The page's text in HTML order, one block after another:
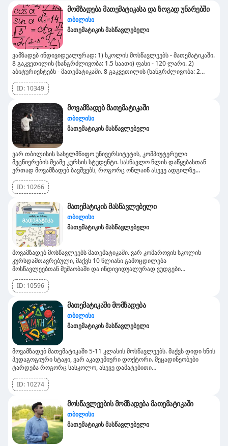
მომზადება მათემატიკასა და ზოგად უნარებში
თბილისი
მათემატიკის მასწავლებელი
ვამზადებ ინდივიდუალურად: 1) სკოლის მოსწავლეებს - მათემატიკაში.
8 გაკვეთილის (ხანგრძლივობა: 1.5 საათი) ფასი - 120 ლარი. 2)
აბიტურიენტებს - მათემატიკაში. 8 გაკვეთილის (ხანგრძლივობა: 2
აკადემიაში ჩაბარების მსურველთათვის - ზოგად უნარებში. 8
გაკვეთილის (ხანგრძლივობა: 2 საათი) ფასი - 200 ლარი. ლოკაცია:
გლდანი
ID: 10349
მოვამზადებ მათემატიკაში
თბილისი
მათემატიკის მასწავლებელი
ვარ თბილისის სახელმწიფო უნივერსიტეტის, კომპიუტერული
მეცნიერების მეამე კურსის სტუდენტი. სასწავლო წლის დაწყებასთან
ერთად მოვამზადებ ბავშვებს, როგორც ონლაინ ასევე ადგილზე
მაგისტრანტებთან და დოქტორანტებთან, ვამზადებ სტუდენტებს
ნებისმიერ მათემატიკური საგნის გამოცდებისათვის (მაგ: წრფივი
ალგებრა, კალკულუსი, სტატისტიკა და სხვა)
ID: 10266
მათემატიკის მასწავლებელი
თბილისი
მათემატიკის მასწავლებელი
მოვამზადებ მოსწავლეებს მათემატიკაში. ვარ კომაროვის სკოლის
კურსდამთავრებული, მაქვს 10 წლიანი გამოცდილება
მოსწავლეებთან მუშაობაში და ინდივიდუალურად ვუდგები
გამოცდებისთვისმეცადინეობა შესაძლებელია როგორც დაწყებითი,
ასევე საშუალო და უფროსი კლასებისთვის. როგორც ჩემთან სახლში,
ასევე თქვენთან ადგილზე მოსვლით.დამატებითი კითხვების
შემთხვევაში დამიკავშირდით. 555 977 351
ID: 10596
მათემატიკაში მომზადება
თბილისი
მათემატიკის მასწავლებელი
მოვამზადებ მათემატიკაში 5-11 კლასის მოსწავლეებს. მაქვს დიდი ხნის
პედაგოგიური სტაჟი, ვარ აკადემიური დოქტორი. მეცადინეობები
ტარდება როგორც სასკოლო, ასევე დამატებითი
განვლილი მასალის შემოწმების მიზნით. მეცადინეობის ხანგრძლივობა
ერთი აკადემიური საათი. სურვილის შემთხვევაში შესაძლებელია
ონლაინ გაკვეთილების ჩატარებაც.
ID: 10274
მოსწავლეების მომზადება მათემატიკაში
თბილისი
მათემატიკის მასწავლებელი